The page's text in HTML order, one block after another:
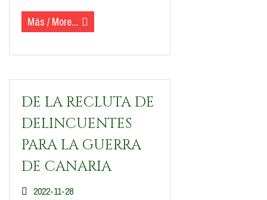
Más / More...
DE LA RECLUTA DE
DELINCUENTES
PARA LA GUERRA
DE CANARIA
2022-11-28